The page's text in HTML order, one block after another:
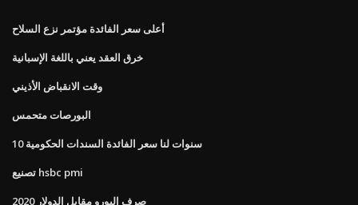
أعلى سعر الفائدة مؤتمر نزع السلاح
خرق العقد يعني باللغة الإسبانية
وقت الانقباض الأذيني
البورصات متحمس
10 سنوات لنا سعر الفائدة السندات الحكومية
تصنيع hsbc pmi
صرف اليورو مقابل الدولار 2020